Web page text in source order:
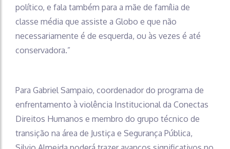
político, e fala também para a mãe de família de
classe média que assiste a Globo e que não
necessariamente é de esquerda, ou às vezes é até
conservadora.”
Para Gabriel Sampaio, coordenador do programa de
enfrentamento à violência Institucional da Conectas
Direitos Humanos e membro do grupo técnico de
transição na área de Justiça e Segurança Pública,